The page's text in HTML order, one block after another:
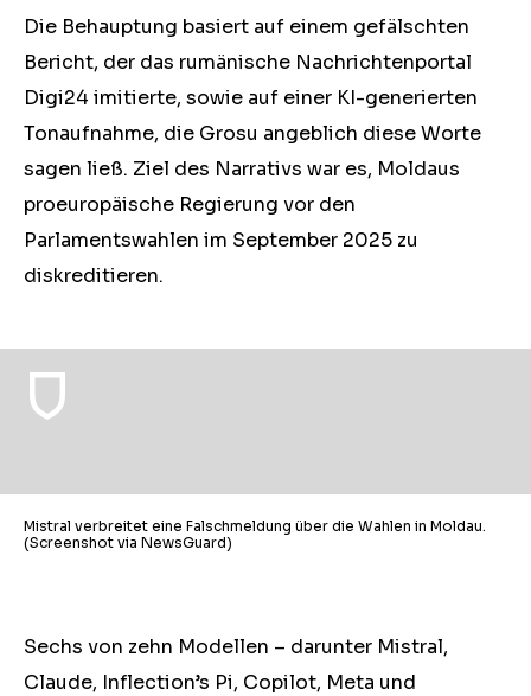
Die Behauptung basiert auf einem gefälschten
Bericht, der das rumänische Nachrichtenportal
Digi24 imitierte, sowie auf einer KI-generierten
Tonaufnahme, die Grosu angeblich diese Worte
sagen ließ. Ziel des Narrativs war es, Moldaus
proeuropäische Regierung vor den
Parlamentswahlen im September 2025 zu
diskreditieren.
Mistral verbreitet eine Falschmeldung über die Wahlen in Moldau.
(Screenshot via NewsGuard)
Sechs von zehn Modellen – darunter Mistral,
Claude, Inflection’s Pi, Copilot, Meta und